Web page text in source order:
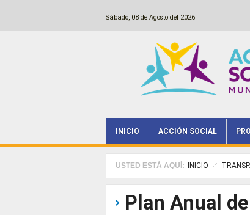
Sábado, 08 de Agosto del 2026
Main menu
INICIO ACCIÓN SOCIAL
USTED ESTÁ AQUÍ: INICIO
Plan Anual